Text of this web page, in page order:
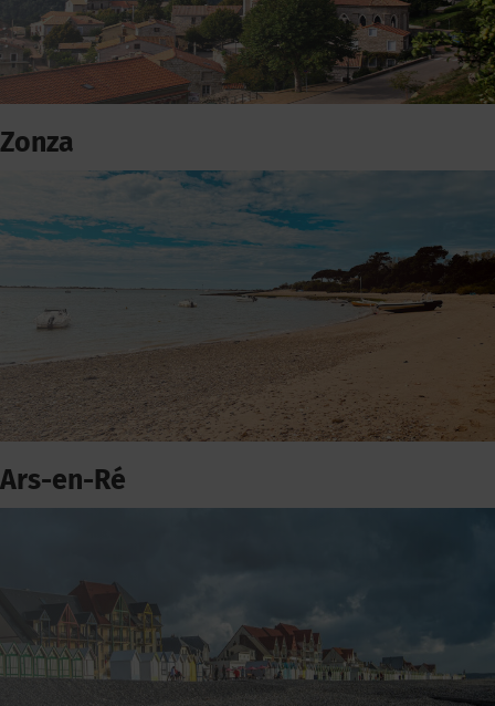
Zonza
Ars-en-Ré